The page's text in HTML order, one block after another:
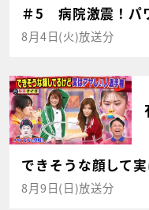
＃5 病院激震！パ
8月4日(火)放送分
できそうな顔して
8月9日(日)放送分